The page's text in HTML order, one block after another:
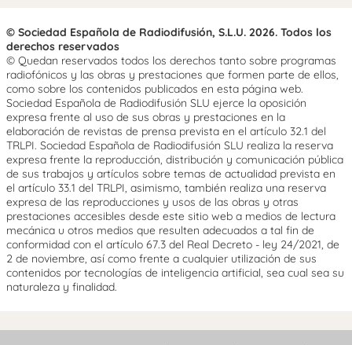
© Sociedad Española de Radiodifusión, S.L.U. 2026. Todos los
derechos reservados
© Quedan reservados todos los derechos tanto sobre programas
radiofónicos y las obras y prestaciones que formen parte de ellos,
como sobre los contenidos publicados en esta página web.
Sociedad Española de Radiodifusión SLU ejerce la oposición
expresa frente al uso de sus obras y prestaciones en la
elaboración de revistas de prensa prevista en el artículo 32.1 del
TRLPI. Sociedad Española de Radiodifusión SLU realiza la reserva
expresa frente la reproducción, distribución y comunicación pública
de sus trabajos y artículos sobre temas de actualidad prevista en
el artículo 33.1 del TRLPI, asimismo, también realiza una reserva
expresa de las reproducciones y usos de las obras y otras
prestaciones accesibles desde este sitio web a medios de lectura
mecánica u otros medios que resulten adecuados a tal fin de
conformidad con el artículo 67.3 del Real Decreto - ley 24/2021, de
2 de noviembre, así como frente a cualquier utilización de sus
contenidos por tecnologías de inteligencia artificial, sea cual sea su
naturaleza y finalidad.